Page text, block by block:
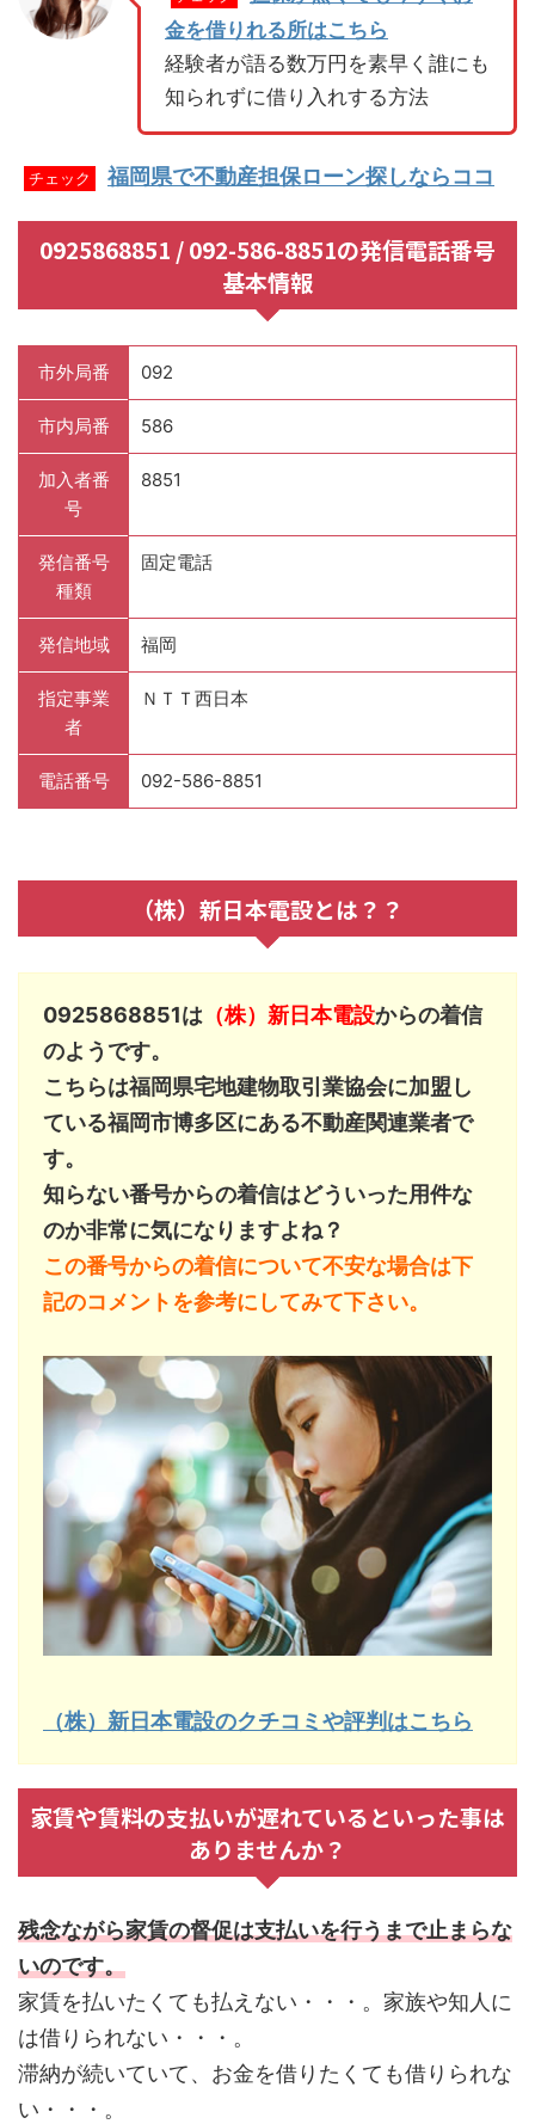
金を借りれる所はこちら
経験者が語る数万円を素早く誰にも
知られずに借り入れする方法
チェック 福岡県で不動産担保ローン探しならココ
0925868851 / 092-586-8851の発信電話番号
基本情報
市外局番 092
市内局番 586
加入者番
号
8851
発信番号
種類
固定電話
発信地域 福岡
指定事業
者
ＮＴＴ西日本
電話番号 092-586-8851
（株）新日本電設とは？？
0925868851は （株）新日本電設からの着信
のようです。
こちらは福岡県宅地建物取引業協会に加盟し
ている福岡市博多区にある不動産関連業者で
す。
知らない番号からの着信はどういった用件な
のか非常に気になりますよね？
この番号からの着信について不安な場合は下
記のコメントを参考にしてみて下さい。
（株）新日本電設のクチコミや評判はこちら
家賃や賃料の支払いが遅れているといった事は
ありませんか？
残念ながら家賃の督促は支払いを行うまで止まらな
いのです。
家賃を払いたくても払えない・・・。家族や知人に
は借りられない・・・。
滞納が続いていて、お金を借りたくても借りられな
い・・・。